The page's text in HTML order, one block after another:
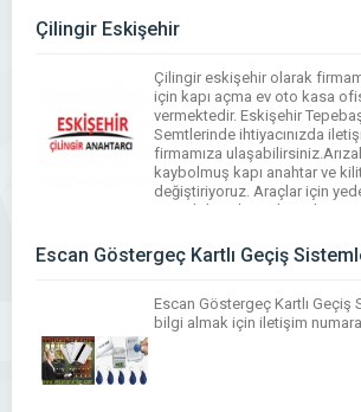
Çilingir Eskişehir
Çilingir eskişehir olarak
için kapı açma ev oto kasa
vermektedir. Eskişehir
Semtlerinde ihtiyacınızda
firmamıza
kaybolmuş kapı anahtar ve
değiştiriyoruz. Araçlar için
immobilizer kontak anahtarı
Escan Göstergeç Kartlı Geçiş
Escan Göstergeç Kartlı Geçiş
bilgi almak için iletişim